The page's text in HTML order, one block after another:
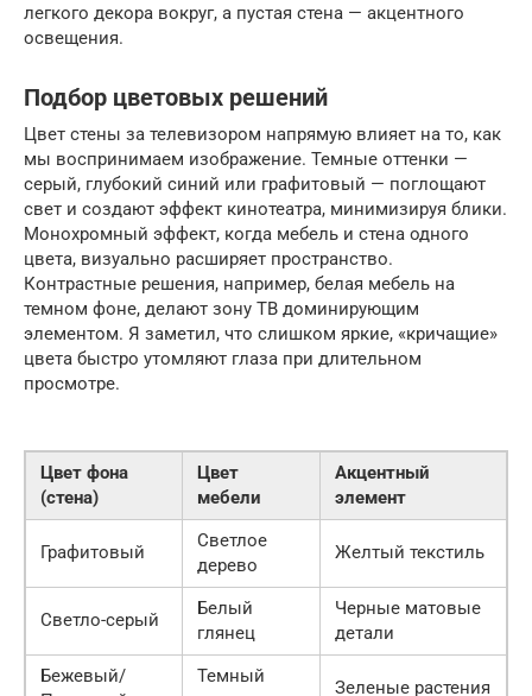
легкого декора вокруг, а пустая стена — акцентного
освещения.
Подбор цветовых решений
Цвет стены за телевизором напрямую влияет на то, как
мы воспринимаем изображение. Темные оттенки —
серый, глубокий синий или графитовый — поглощают
свет и создают эффект кинотеатра, минимизируя блики.
Монохромный эффект, когда мебель и стена одного
цвета, визуально расширяет пространство.
Контрастные решения, например, белая мебель на
темном фоне, делают зону ТВ доминирующим
элементом. Я заметил, что слишком яркие, «кричащие»
цвета быстро утомляют глаза при длительном
просмотре.
Цвет фона
(стена)
Цвет
мебели
Акцентный
элемент
Графитовый
Светлое
дерево
Желтый текстиль
Светло-серый
Белый
глянец
Черные матовые
детали
Бежевый/
Темный
Зеленые растения